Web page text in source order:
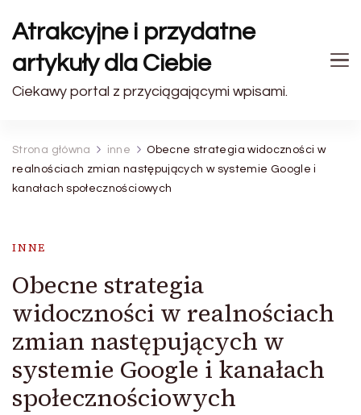
Atrakcyjne i przydatne
artykuły dla Ciebie
Ciekawy portal z przyciągającymi wpisami.
Strona główna inne
Obecne strategia widoczności w
realnościach zmian następujących w systemie Google i
kanałach społecznościowych
INNE
Obecne strategia
widoczności w realnościach
zmian następujących w
systemie Google i kanałach
społecznościowych